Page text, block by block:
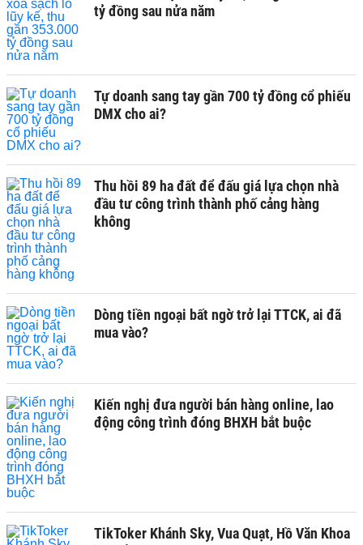
tỷ đồng sau nửa năm
Tự doanh sang tay gần 700 tỷ đồng cổ phiếu
DMX cho ai?
Thu hồi 89 ha đất để đấu giá lựa chọn nhà
đầu tư công trình thành phố cảng hàng
không
Dòng tiền ngoại bất ngờ trở lại TTCK, ai đã
mua vào?
Kiến nghị đưa người bán hàng online, lao
động công trình đóng BHXH bắt buộc
TikToker Khánh Sky, Vua Quạt, Hồ Văn Khoa